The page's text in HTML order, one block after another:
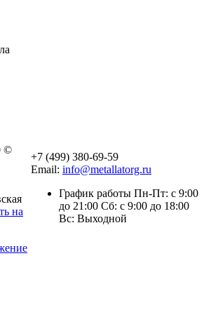
©
на
+7 (499) 380-69-59
Email: info@metallatorg.ru
График работы Пн-Пт: с 9:00
до 21:00 Сб: с 9:00 до 18:00
Вс: Выходной